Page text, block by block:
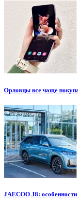
Орловцы все чаще
JAECOO J8: